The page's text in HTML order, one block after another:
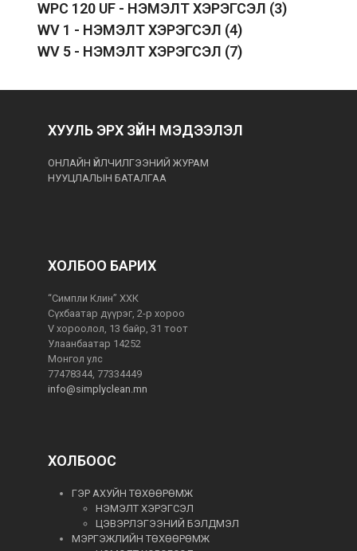
WPC 120 UF - НЭМЭЛТ ХЭРЭГСЭЛ (3)
WV 1 - НЭМЭЛТ ХЭРЭГСЭЛ (4)
WV 5 - НЭМЭЛТ ХЭРЭГСЭЛ (7)
ХУУЛЬ ЭРХ ЗҮЙН МЭДЭЭЛЭЛ
ОНЛАЙН ҮЙЛЧИЛГЭЭНИЙ ЖУРАМ
НУУЦЛАЛЫН БАТАЛГАА
ХОЛБОО БАРИХ
“Симпли Клин” ХХК
Сүхбаатар дүүрэг, 2-р хороо
V хороолол, 13 байр, 31 тоот
Улаанбаатар 14252
Монгол улс
77478344, 77334449
info@simplyclean.mn
ХОЛБООС
ГЭР АХУЙН ТӨХӨӨРӨМЖ
НЭМЭЛТ ХЭРЭГСЭЛ
ЦЭВЭРЛЭГЭЭНИЙ БЭЛДМЭЛ
МЭРГЭЖЛИЙН ТӨХӨӨРӨМЖ